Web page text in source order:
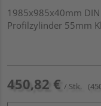
1985x985x40mm
Profilzylinder 55mm
450,82 € / Stk.